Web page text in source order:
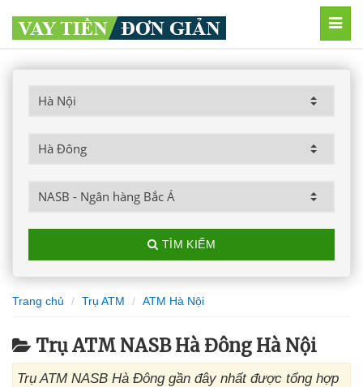
TÌM KIẾM
Trang chủ Trụ ATM ATM Hà Nội
Trụ ATM NASB Hà Đông Hà Nội
Trụ ATM NASB Hà Đông gần đây nhất được tổng hợp